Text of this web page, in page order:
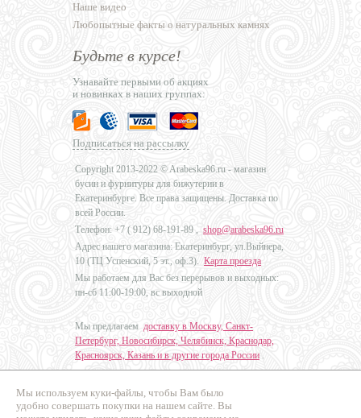
Мы используем куки-файлы, чтобы Вам было
удобно совершать покупки на нашем сайте. Вы
Наше видео
Любопытные факты о натуральных камнях
Будьте в курсе!
Узнавайте первыми об акциях
и новинках в наших группах:
Подписаться на рассылку
Copyright 2013-2022 © Arabeska96.ru - магазин
бусин и фурнитуры для бижутерии в
Екатеринбурге. Все права защищены. Доставка по
всей России.
Телефон: +7 ( 912) 68-191-89 , shop@arabeska96.ru
Адрес нашего магазина: Екатеринбург, ул.Выйнера,
10 (ТЦ Успенский, 5 эт., оф.3). Карта проезда
Мы работаем для Вас без перерывов и выходных:
пн-сб 11:00-19:00, вс выходной
Мы предлагаем доставку в Москву, Санкт-
Петербург, Новосибирск, Челябинск, Краснодар,
Красноярск, Казань и в другие города России .
Дизайн - Наталья Мальцева